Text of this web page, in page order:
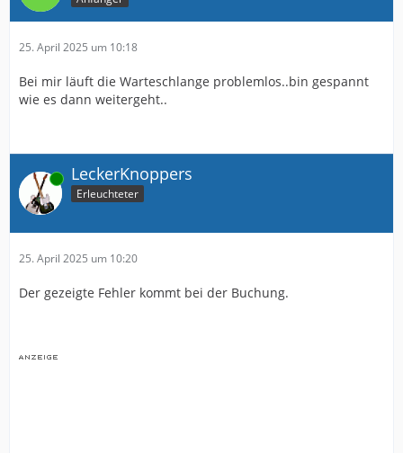
25. April 2025 um 10:18
Bei mir läuft die Warteschlange problemlos..bin gespannt
wie es dann weitergeht..
Online LeckerKnoppers
Erleuchteter
25. April 2025 um 10:20
Der gezeigte Fehler kommt bei der Buchung.